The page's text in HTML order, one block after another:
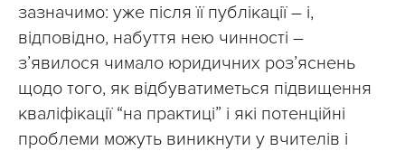
зазначимо: уже після її публікації – і,
відповідно, набуття нею чинності –
з’явилося чимало юридичних роз’яснень
щодо того, як відбуватиметься підвищення
кваліфікації “на практиці” і які потенційні
проблеми можуть виникнути у вчителів і